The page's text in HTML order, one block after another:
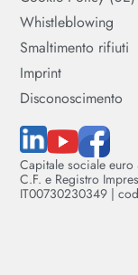
Whistleblowing
Smaltimento rifiuti
Imprint
Disconoscimento
Capitale sociale
C.F. e Registro
IT00730230349 |